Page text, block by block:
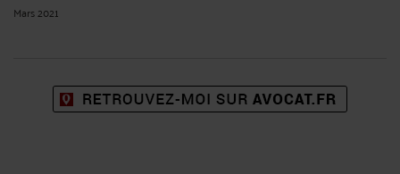
Mars 2021